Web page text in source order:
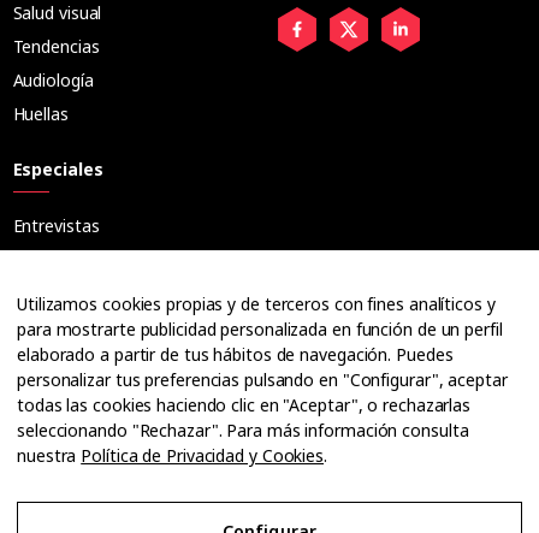
Salud visual
Tendencias
Audiología
Huellas
Especiales
Entrevistas
Ópticos
Cuadernos
Guías
Dossier
Anuarios
Ofertas de empleo
Utilizamos cookies propias y de terceros con fines analíticos y
para mostrarte publicidad personalizada en función de un perfil
elaborado a partir de tus hábitos de navegación. Puedes
personalizar tus preferencias pulsando en "Configurar", aceptar
todas las cookies haciendo clic en "Aceptar", o rechazarlas
seleccionando "Rechazar". Para más información consulta
nuestra Política de Privacidad y Cookies.